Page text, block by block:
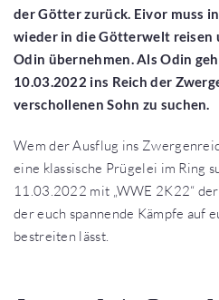
der Götter zurück. Eivor muss
wieder in die Götterwelt reisen
Odin übernehmen. Als Odin
10.03.2022 ins Reich der
verschollenen Sohn zu suchen.
Wem der Ausflug ins
eine klassische Prügelei im Ring
11.03.2022 mit „WWE 2K22“
der euch spannende Kämpfe auf
bestreiten lässt.